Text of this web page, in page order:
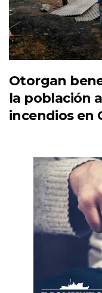
Otorgan
la población
incendios en